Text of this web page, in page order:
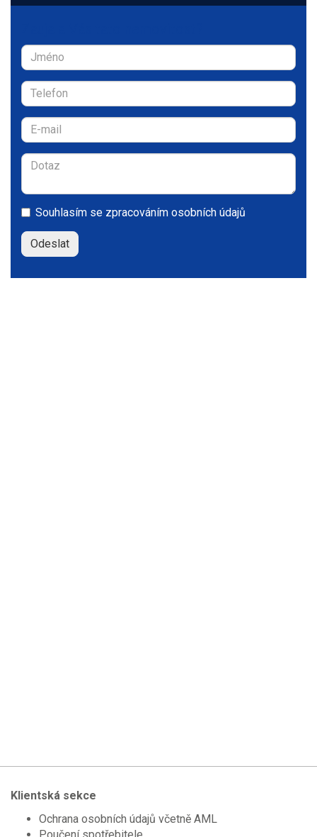
Souhlasím se zpracováním osobních údajů
Klientská sekce
Ochrana osobních údajů včetně AML
Poučení spotřebitele